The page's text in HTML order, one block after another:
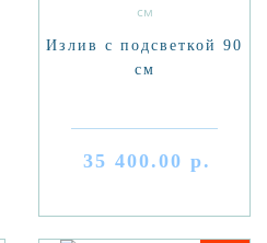
Излив с подсветкой 90
см
35 400.00 р.